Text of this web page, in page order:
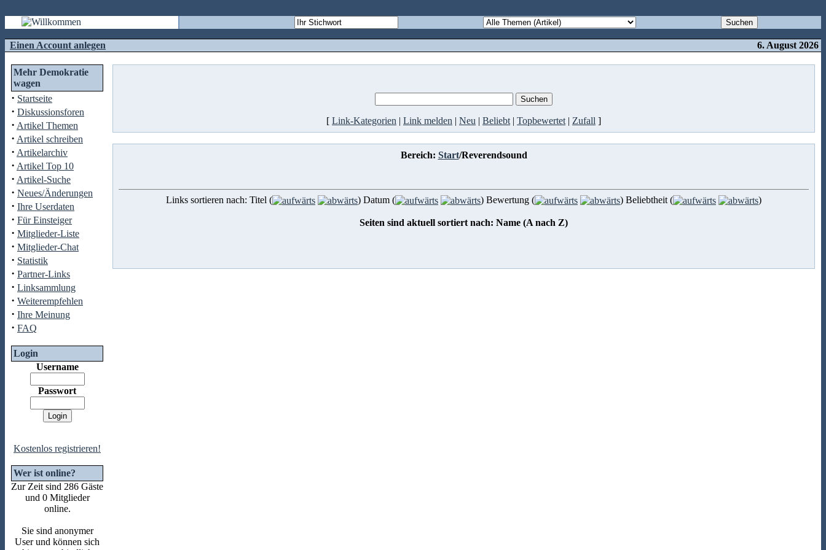
Einen Account anlegen 6. August 2026
Mehr Demokratie
wagen
· Startseite
· Diskussionsforen
· Artikel Themen
· Artikel schreiben
· Artikelarchiv
· Artikel Top 10
· Artikel-Suche
· Neues/Änderungen
· Ihre Userdaten
· Für Einsteiger
· Mitglieder-Liste
· Mitglieder-Chat
· Statistik
· Partner-Links
· Linksammlung
· Weiterempfehlen
· Ihre Meinung
· FAQ
Login
Username
Passwort
Kostenlos registrieren!
Wer ist online?
Zur Zeit sind 286 Gäste
und 0 Mitglieder
online.
Sie sind anonymer
User und können sich
[ Link-Kategorien | Link melden | Neu | Beliebt | Topbewertet | Zufall ]
Bereich: Start/Reverendsound
Links sortieren nach: Titel ( ) Datum ( ) Bewertung ( ) Beliebtheit ( )
Seiten sind aktuell sortiert nach: Name (A nach Z)